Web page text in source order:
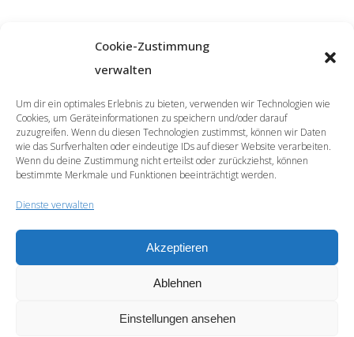
Cookie-Zustimmung
verwalten
Um dir ein optimales Erlebnis zu bieten, verwenden wir Technologien wie
Cookies, um Geräteinformationen zu speichern und/oder darauf
zuzugreifen. Wenn du diesen Technologien zustimmst, können wir Daten
wie das Surfverhalten oder eindeutige IDs auf dieser Website verarbeiten.
Wenn du deine Zustimmung nicht erteilst oder zurückziehst, können
bestimmte Merkmale und Funktionen beeinträchtigt werden.
Dienste verwalten
Akzeptieren
Ablehnen
Einstellungen ansehen
© 2026 | SprachCafé Polnisch
Archiv Datenschutzerklärung